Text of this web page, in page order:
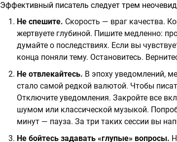
Эффективный писатель следует трем
Не спешите. Скорость — враг качества.
жертвуете глубиной. Пишите медленно:
думайте о последствиях. Если вы
конца поняли тему. Остановитесь.
Не отвлекайтесь. В эпоху уведомлений,
стало самой редкой валютой. Чтобы
Отключите уведомления. Закройте все
шумом или классической музыкой.
минут — пауза. За три таких сессии вы
Не бойтесь задавать «глупые» вопросы.